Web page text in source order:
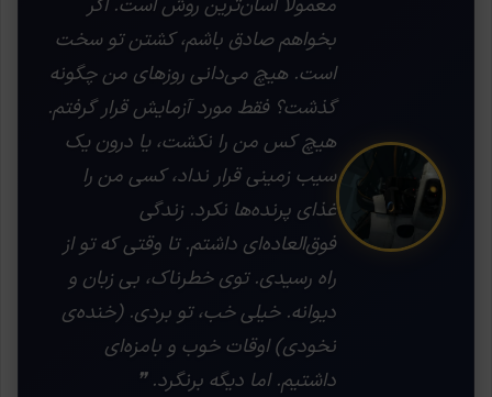
بخواهم صادق باشم، کشتن تو سخت
است. هیچ می‌دانی روزهای من چگونه
گذشت؟ فقط مورد آزمایش قرار گرفتم.
هیچ کس من را نکشت، یا درون یک
سیب زمینی قرار نداد، کسی من را
غذای پرنده‌ها نکرد. زندگی
فوق‌العاده‌ای داشتم. تا وقتی که تو از
راه رسیدی. توی خطرناک، بی زبان و
دیوانه. خیلی خب، تو بردی. (خنده‌ی
نخودی) اوقات خوب و بامزه‌ای
داشتیم. اما دیگه برنگرد. ❞